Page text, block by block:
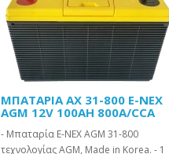
ΜΠΑΤΑΡΙΑ AX 31-800 E-NEX
AGM 12V 100AH 800A/CCA
- Μπαταρία E-NEX AGM 31-800
τεχνολογίας AGM, Made in Korea. - 1